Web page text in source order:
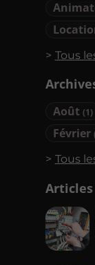
Tous
Août (1)
Février
Tous